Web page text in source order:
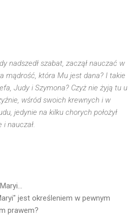
nadszedł szabat, zaczął nauczać w
mądrość, która Mu jest dana? I takie
Judy i Szymona? Czyż nie żyją tu u
wśród swoich krewnych i w
jedynie na kilku chorych położył
nauczał.
jest określeniem w pewnym
prawem?